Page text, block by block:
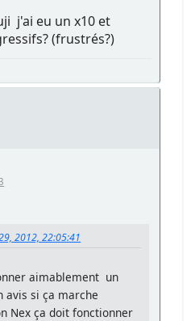
j'ai eu un x10 et
(frustrés?)
2012, 22:05:41
aimablement un
avis si ça marche
Nex ça doit fonctionner